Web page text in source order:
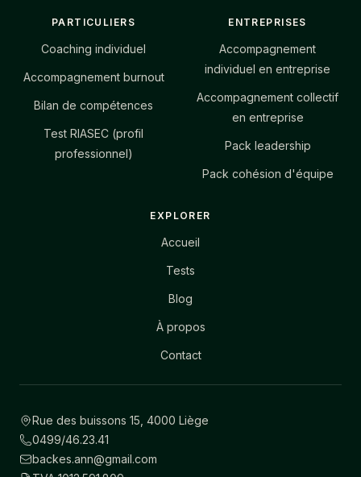
PARTICULIERS
Coaching individuel
Accompagnement burnout
Bilan de compétences
Test RIASEC (profil
professionnel)
ENTREPRISES
Accompagnement
individuel en entreprise
Accompagnement collectif
en entreprise
Pack leadership
Pack cohésion d'équipe
EXPLORER
Accueil
Tests
Blog
À propos
Contact
Rue des buissons 15, 4000 Liège
0499/46.23.41
backes.ann@gmail.com